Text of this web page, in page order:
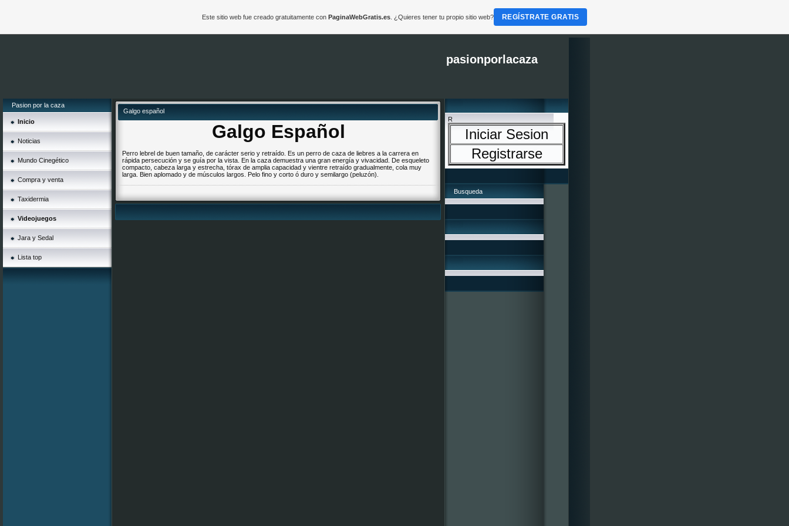
pasionporlacaza
Pasion por la caza
Inicio
Noticias
Mundo Cinegético
Compra y venta
Taxidermia
Videojuegos
Jara y Sedal
Lista top
Galgo español
Galgo Español
Perro lebrel de buen tamaño, de carácter serio y retraído. Es un perro de caza de liebres a la carrera en
rápida persecución y se guía por la vista. En la caza demuestra una gran energía y vivacidad. De esqueleto
compacto, cabeza larga y estrecha, tórax de amplia capacidad y vientre retraído gradualmente, cola muy
larga. Bien aplomado y de músculos largos. Pelo fino y corto ó duro y semilargo (peluzón).
R
Iniciar Sesion
Registrarse
Busqueda
Este sitio web fue creado gratuitamente con PaginaWebGratis.es. ¿Quieres tener tu propio sitio web? REGÍSTRATE GRATIS